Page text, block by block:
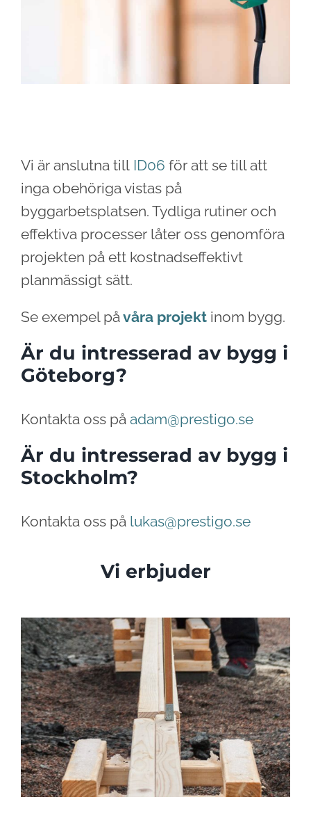
Vi är anslutna till ID06 för att se till att
inga obehöriga vistas på
byggarbetsplatsen. Tydliga rutiner och
effektiva processer låter oss genomföra
projekten på ett kostnadseffektivt
planmässigt sätt.
Se exempel påvåra projektinom bygg.
Är du intresserad av bygg i
Göteborg?
Kontakta oss på adam@prestigo.se
Är du intresserad av bygg i
Stockholm?
Kontakta oss på lukas@prestigo.se
Vi erbjuder